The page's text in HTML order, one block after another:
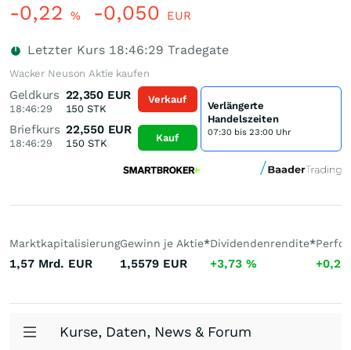
-0,22 % -0,050 EUR
Letzter Kurs 18:46:29 Tradegate
Wacker Neuson Aktie kaufen
Geldkurs
18:46:29
22,350 EUR
150 STK
Briefkurs
18:46:29
22,550 EUR
150STK
Verkauf
Kauf
Verlängerte
Handelszeiten
07:30 bis 23:00 Uhr
Marktkapitalisierung
1,57 Mrd. EUR
Gewinn je Aktie*
1,5579 EUR
Dividendenrendite*
+3,73 % +0,22
Kurse, Daten, News & Forum